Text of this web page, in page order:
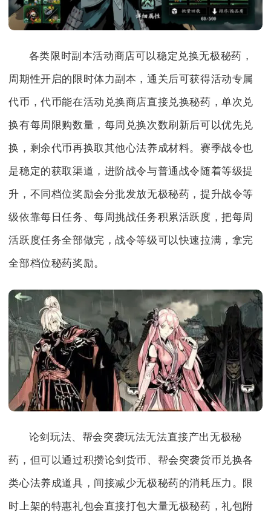
各类限时副本活动商店可以稳定兑换无极秘药，
周期性开启的限时体力副本，通关后可获得活动专属
代币，代币能在活动兑换商店直接兑换秘药，单次兑
换有每周限购数量，每周兑换次数刷新后可以优先兑
换，剩余代币再换取其他心法养成材料。赛季战令也
是稳定的获取渠道，进阶战令与普通战令随着等级提
升，不同档位奖励会分批发放无极秘药，提升战令等
级依靠每日任务、每周挑战任务积累活跃度，把每周
活跃度任务全部做完，战令等级可以快速拉满，拿完
全部档位秘药奖励。
论剑玩法、帮会突袭玩法无法直接产出无极秘
药，但可以通过积攒论剑货币、帮会突袭货币兑换各
类心法养成道具，间接减少无极秘药的消耗压力。限
时上架的特惠礼包会直接打包大量无极秘药，礼包附